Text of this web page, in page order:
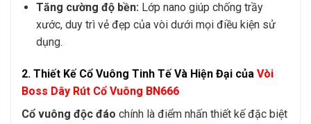
Tăng cường độ bền: Lớp nano giúp chống trầy
xước, duy trì vẻ đẹp của vòi dưới mọi điều kiện sử
dụng.
2. Thiết Kế Cổ Vuông Tinh Tế Và Hiện Đại của Vòi
Boss Dây Rút Cổ Vuông BN666
Cổ vuông độc đáo chính là điểm nhấn thiết kế đặc biệt